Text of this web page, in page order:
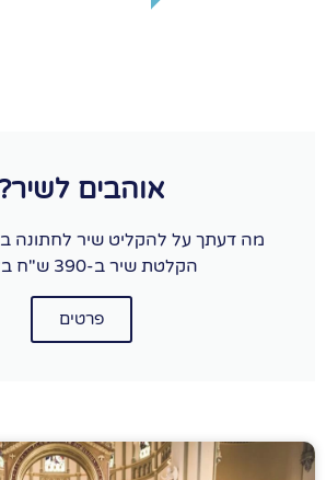
אוהבים
מה דעתך על להקליט שיר לחתונה
הקלטת שיר ב-390 ש"ח בלבד!
פרטים